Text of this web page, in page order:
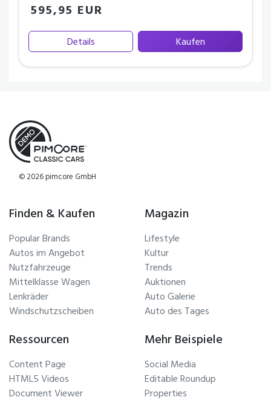
595,95 EUR
Details Kaufen
© 2026 pimcore GmbH
Finden & Kaufen
Popular Brands
Autos im Angebot
Nutzfahrzeuge
Mittelklasse Wagen
Lenkräder
Windschutzscheiben
Magazin
Lifestyle
Kultur
Trends
Auktionen
Auto Galerie
Auto des Tages
Ressourcen
Content Page
HTML5 Videos
Document Viewer
Mehr Beispiele
Social Media
Editable Roundup
Properties